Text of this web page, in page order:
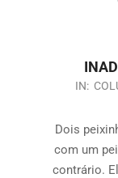
IN:
Dois
com um
contrário.